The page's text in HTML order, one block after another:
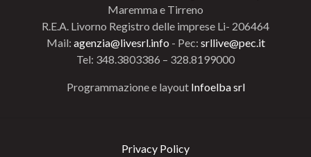
Maremma e Tirreno
R.E.A. Livorno Registro delle imprese Li- 206464
Mail: agenzia@livesrl.info - Pec: srllive@pec.it
Tel: 348.3803386 – 328.8199000
Programmazione e layout Infoelba srl
Privacy Policy